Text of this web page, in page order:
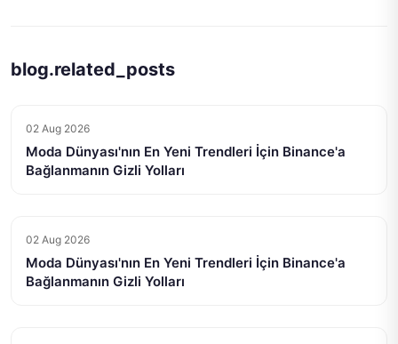
blog.related_posts
02 Aug 2026
Moda Dünyası'nın En Yeni Trendleri İçin Binance'a
Bağlanmanın Gizli Yolları
02 Aug 2026
Moda Dünyası'nın En Yeni Trendleri İçin Binance'a
Bağlanmanın Gizli Yolları